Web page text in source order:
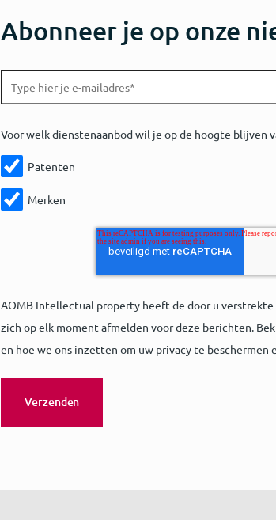
Abonneer je op onze
Voor welk dienstenaanbod wil je op de hoogte blijven
Patenten
Merken
AOMB Intellectual property heeft de door u
zich op elk moment afmelden voor deze berichten.
en hoe we ons inzetten om uw privacy te beschermen